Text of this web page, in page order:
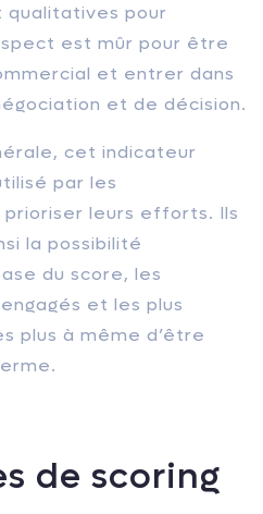
pour
est mûr pour être
et entrer dans
et de décision.
cet indicateur
par les
leurs efforts. Ils
la possibilité
du score, les
et les plus
plus à même d’être
de scoring